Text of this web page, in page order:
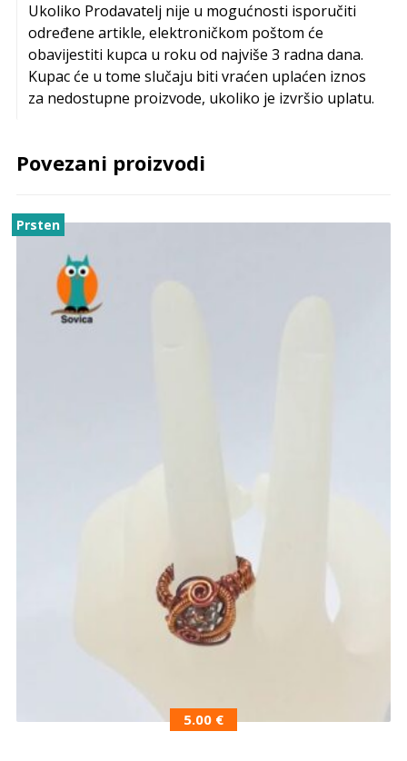
Ukoliko Prodavatelj nije u mogućnosti isporučiti
određene artikle, elektroničkom poštom će
obavijestiti kupca u roku od najviše 3 radna dana.
Kupac će u tome slučaju biti vraćen uplaćen iznos
za nedostupne proizvode, ukoliko je izvršio uplatu.
Povezani proizvodi
Prsten
5.00 €